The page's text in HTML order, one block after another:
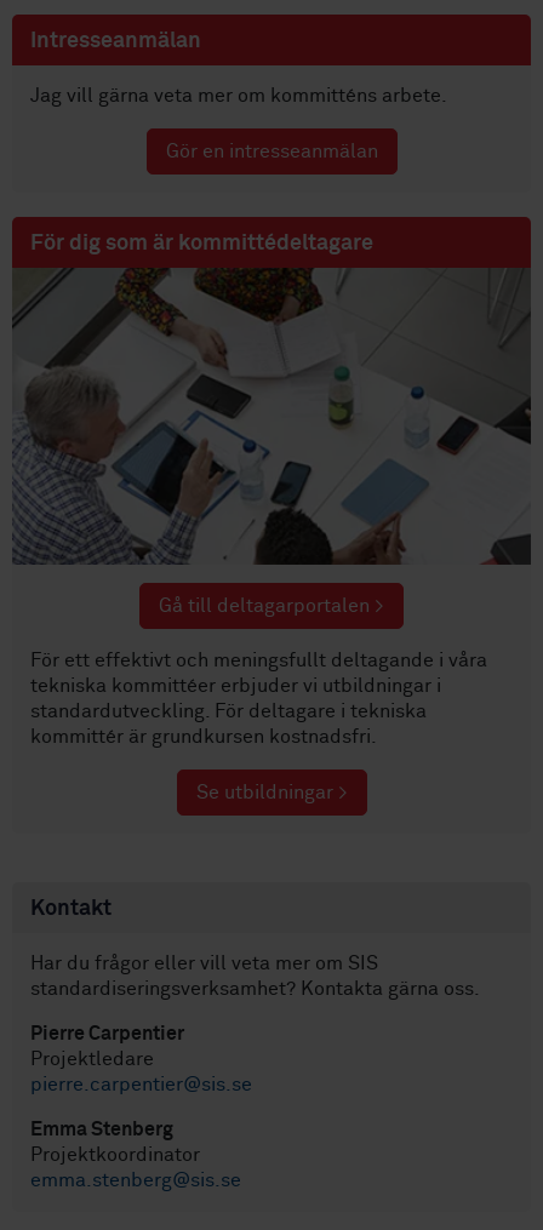
Intresseanmälan
Jag vill gärna veta mer om kommitténs arbete.
Gör en intresseanmälan
För dig som är kommittédeltagare
Gå till deltagarportalen >
För ett effektivt och meningsfullt deltagande i våra
tekniska kommittéer erbjuder vi utbildningar i
standardutveckling. För deltagare i tekniska
kommittér är grundkursen kostnadsfri.
Se utbildningar >
Kontakt
Har du frågor eller vill veta mer om SIS
standardiseringsverksamhet? Kontakta gärna oss.
Pierre Carpentier
Projektledare
pierre.carpentier@sis.se
Emma Stenberg
Projektkoordinator
emma.stenberg@sis.se